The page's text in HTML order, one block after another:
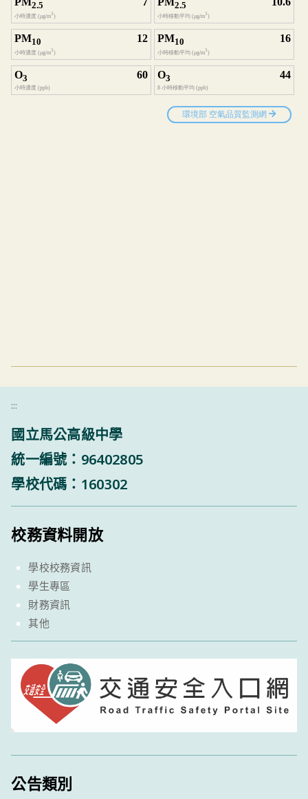
:::
國立馬公高級中學
統一編號：96402805
學校代碼：160302
校務資料開放
學校校務資訊
學生專區
財務資訊
其他
公告類別